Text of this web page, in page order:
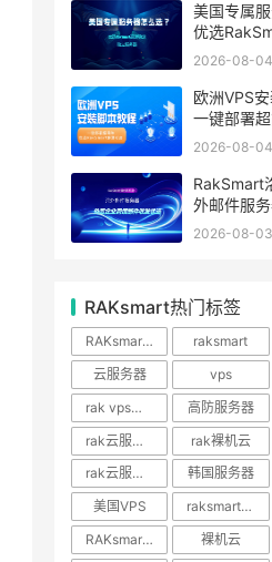
美国专属服
优选
独立服务器
2026-08-04
欧洲VPS安
一键部署
RakSmart
2026-08-04
RakSmart
外邮件服
跨境邮件收
2026-08-03
RAKsmart热门标签
RAKsmart服务器 raksmart
云服务器
vps
rak vps优惠
高防服务器
rak云服务器推荐
rak裸机云
rak云服务器优惠
韩国服务器
美国VPS
raksmart裸机云
RAKsmart服务器评测
裸机云